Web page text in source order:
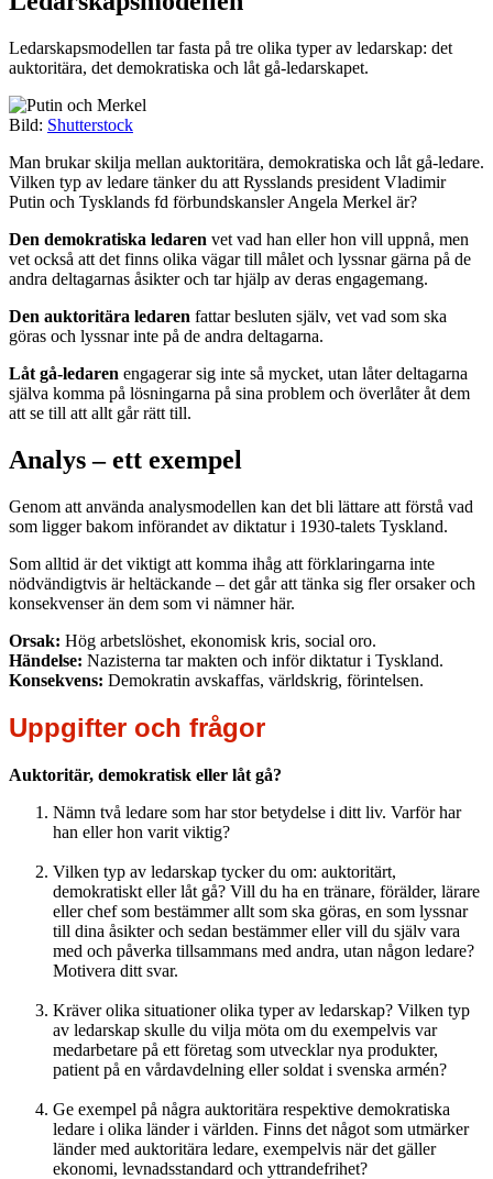
Ledarskapsmodellen tar fasta på tre olika typer av ledarskap: det
auktoritära, det demokratiska och låt gå-ledarskapet.
Bild: Shutterstock
Man brukar skilja mellan auktoritära, demokratiska och låt gå-ledare.
Vilken typ av ledare tänker du att Rysslands president Vladimir
Putin och Tysklands fd förbundskansler Angela Merkel är?
Den demokratiska ledaren vet vad han eller hon vill uppnå, men
vet också att det finns olika vägar till målet och lyssnar gärna på de
andra deltagarnas åsikter och tar hjälp av deras engagemang.
Den auktoritära ledaren fattar besluten själv, vet vad som ska
göras och lyssnar inte på de andra deltagarna.
Låt gå-ledaren engagerar sig inte så mycket, utan låter deltagarna
själva komma på lösningarna på sina problem och överlåter åt dem
att se till att allt går rätt till.
Analys – ett exempel
Genom att använda analysmodellen kan det bli lättare att förstå vad
som ligger bakom införandet av diktatur i 1930-talets Tyskland.
Som alltid är det viktigt att komma ihåg att förklaringarna inte
nödvändigtvis är heltäckande – det går att tänka sig fler orsaker och
konsekvenser än dem som vi nämner här.
Orsak: Hög arbetslöshet, ekonomisk kris, social oro.
Händelse: Nazisterna tar makten och inför diktatur i Tyskland.
Konsekvens: Demokratin avskaffas, världskrig, förintelsen.
Uppgifter och frågor
Auktoritär, demokratisk eller låt gå?
Nämn två ledare som har stor betydelse i ditt liv. Varför har
han eller hon varit viktig?
Vilken typ av ledarskap tycker du om: auktoritärt,
demokratiskt eller låt gå? Vill du ha en tränare, förälder, lärare
eller chef som bestämmer allt som ska göras, en som lyssnar
till dina åsikter och sedan bestämmer eller vill du själv vara
med och påverka tillsammans med andra, utan någon ledare?
Motivera ditt svar.
Kräver olika situationer olika typer av ledarskap? Vilken typ
av ledarskap skulle du vilja möta om du exempelvis var
medarbetare på ett företag som utvecklar nya produkter,
patient på en vårdavdelning eller soldat i svenska armén?
Ge exempel på några auktoritära respektive demokratiska
ledare i olika länder i världen. Finns det något som utmärker
länder med auktoritära ledare, exempelvis när det gäller
ekonomi, levnadsstandard och yttrandefrihet?